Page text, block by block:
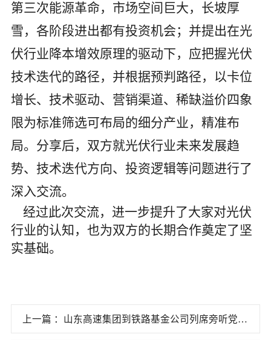
第三次能源革命，市场空间巨大，长坡厚
雪，各阶段进出都有投资机会；并提出在光
伏行业降本增效原理的驱动下，应把握光伏
技术迭代的路径，并根据预判路径，以卡位
增长、技术驱动、营销渠道、稀缺溢价四象
限为标准筛选可布局的细分产业，精准布
局。分享后，双方就光伏行业未来发展趋
势、技术迭代方向、投资逻辑等问题进行了
深入交流。
经过此次交流，进一步提升了大家对光伏
行业的认知，也为双方的长期合作奠定了坚
实基础。
上一篇 ：山东高速集团到铁路基金公司列席旁听党委